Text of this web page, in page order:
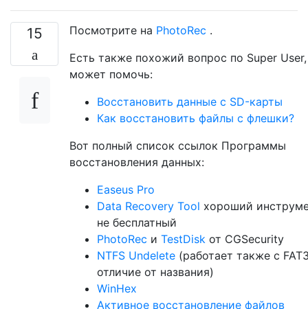
15 Посмотрите на PhotoRec .
Есть также похожий вопрос по Super
может помочь:
Восстановить данные с SD-карты
Как восстановить файлы с флешки?
Вот полный список ссылок Программы
восстановления данных:
Easeus Pro
Data Recovery Tool хороший
не бесплатный
PhotoRec и TestDisk от CGSecurity
NTFS Undelete (работает также с
отличие от названия)
WinHex
Активное восстановление файлов